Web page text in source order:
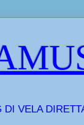
DI VELA